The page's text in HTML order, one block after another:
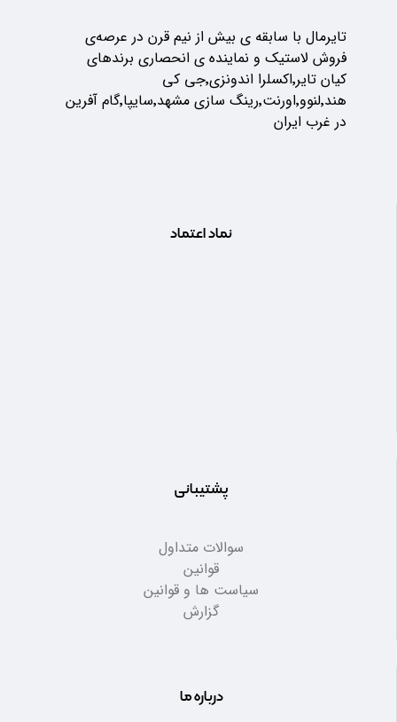
تایرمال با سابقه ی بیش از نیم قرن در عرصه‌ی
فروش لاستیک و نماینده ی انحصاری برندهای
کیان تایر٬اکسلرا اندونزی٬جی کی
هند٬لنوو٬اورنت٬رینگ سازی مشهد٬سایپا٬گام آفرین
در غرب ایران
نماد اعتماد
پشتیبانی
سوالات متداول
قوانین
سیاست ها و قوانین
گزارش
درباره ما